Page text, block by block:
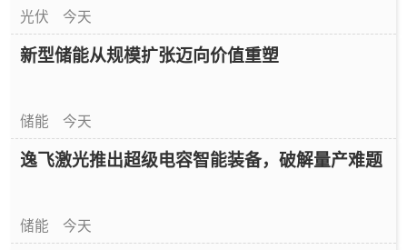
光伏 今天
新型储能从规模扩张迈向价值重塑
储能 今天
逸飞激光推出超级电容智能装备，破解量产难题
储能 今天